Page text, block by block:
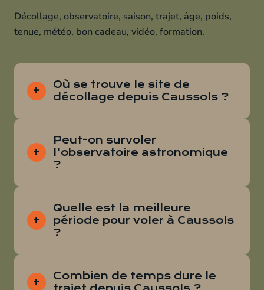
Décollage, observatoire, saison, trajet, âge, poids,
tenue, météo, bon cadeau, vidéo, formation.
Où se trouve le site de
décollage depuis Caussols ?
Peut-on survoler
l'observatoire astronomique
?
Quelle est la meilleure
période pour voler à Caussols
?
Combien de temps dure le